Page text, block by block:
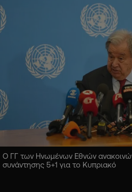
Ο ΓΓ των Ηνωμένων Εθνών
συνάντησης 5+1 για το Κυπριακό